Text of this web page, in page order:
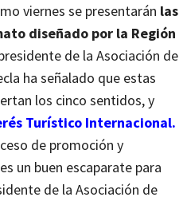
viernes se presentarán las
diseñado por la Región
de la Asociación de
ha señalado que estas
los cinco sentidos, y
Turístico Internacional.
de promoción y
un buen escaparate para
de la Asociación de